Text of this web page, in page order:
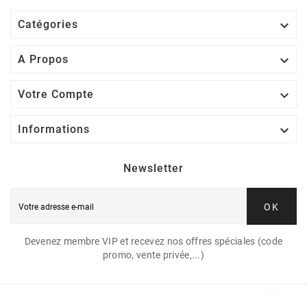
Catégories 
A Propos 
Votre Compte 
Informations 
Newsletter
OK
Devenez membre VIP et recevez nos offres spéciales (code
promo, vente privée,...)